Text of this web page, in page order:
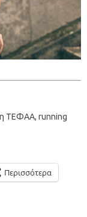
ΤΕΦΑΑ, running
Περισσότερα